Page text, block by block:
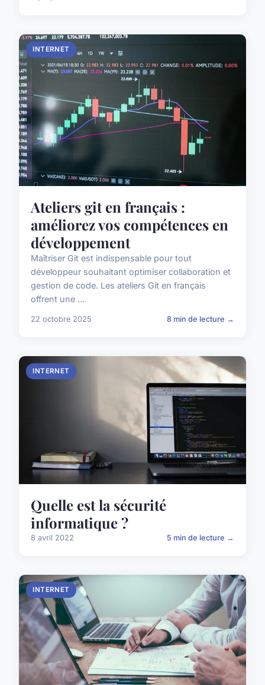
INTERNET
Ateliers git en français :
améliorez vos compétences en
développement
Maîtriser Git est indispensable pour tout
développeur souhaitant optimiser collaboration et
gestion de code. Les ateliers Git en français
offrent une ...
22 octobre 2025 8 min de lecture →
INTERNET
Quelle est la sécurité
informatique ?
8 avril 2022 5 min de lecture →
INTERNET